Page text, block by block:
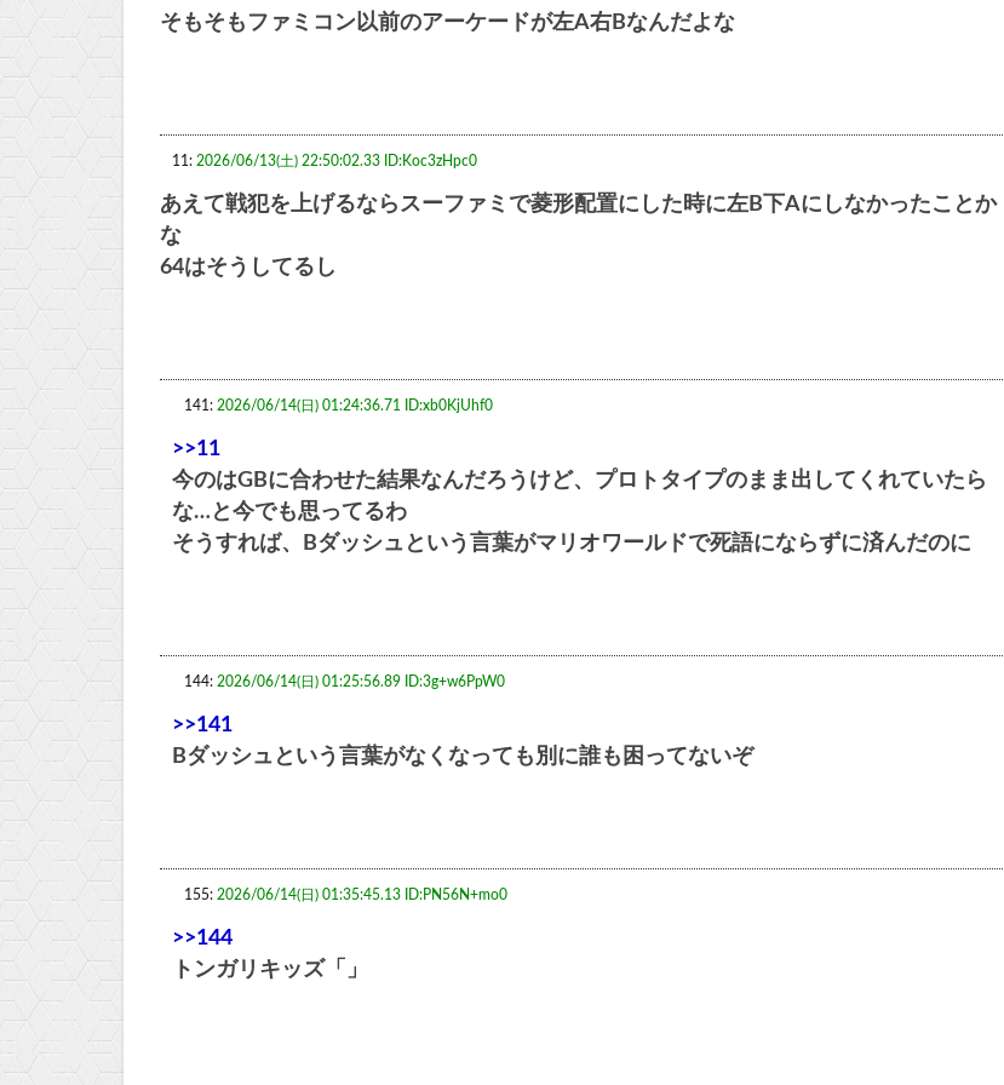
そもそもファミコン以前のアーケードが左A右Bなんだよな
11: 2026/06/13(土) 22:50:02.33 ID:Koc3zHpc0
あえて戦犯を上げるならスーファミで菱形配置にした時に左B下Aにしなかったことか
な
64はそうしてるし
141: 2026/06/14(日) 01:24:36.71 ID:xb0KjUhf0
>>11
今のはGBに合わせた結果なんだろうけど、プロトタイプのまま出してくれていたら
な…と今でも思ってるわ
そうすれば、Bダッシュという言葉がマリオワールドで死語にならずに済んだのに
144: 2026/06/14(日) 01:25:56.89 ID:3g+w6PpW0
>>141
Bダッシュという言葉がなくなっても別に誰も困ってないぞ
155: 2026/06/14(日) 01:35:45.13 ID:PN56N+mo0
>>144
トンガリキッズ「」